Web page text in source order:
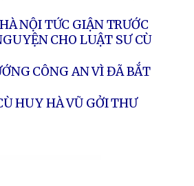
NỘI TỨC GIẬN TRƯỚC
CHO LUẬT SƯ CÙ
CÔNG AN VÌ ĐÃ BẮT
HUY HÀ VŨ GỞI THƯ